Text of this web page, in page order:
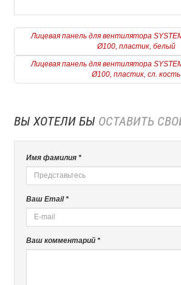
Лицевая панель для вентилятора
Ø100, пластик, белый
Лицевая панель для вентилятора
Ø100, пластик, сл. кость
ВЫ ХОТЕЛИ БЫ ОСТАВИТЬ
Имя фамилия *
Ваш Email *
Ваш комментарий *